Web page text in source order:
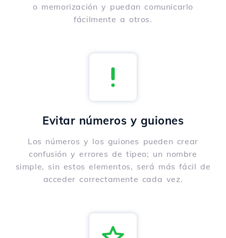
o memorización y puedan comunicarlo
fácilmente a otros.
Evitar números y guiones
Los números y los guiones pueden crear
confusión y errores de tipeo; un nombre
simple, sin estos elementos, será más fácil de
acceder correctamente cada vez.